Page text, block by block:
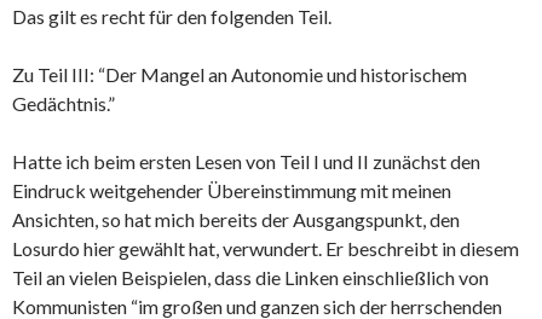
Das gilt es recht für den folgenden Teil.
Zu Teil III: “Der Mangel an Autonomie und historischem
Gedächtnis.”
Hatte ich beim ersten Lesen von Teil I und II zunächst den
Eindruck weitgehender Übereinstimmung mit meinen
Ansichten, so hat mich bereits der Ausgangspunkt, den
Losurdo hier gewählt hat, verwundert. Er beschreibt in diesem
Teil an vielen Beispielen, dass die Linken einschließlich von
Kommunisten “im großen und ganzen sich der herrschenden